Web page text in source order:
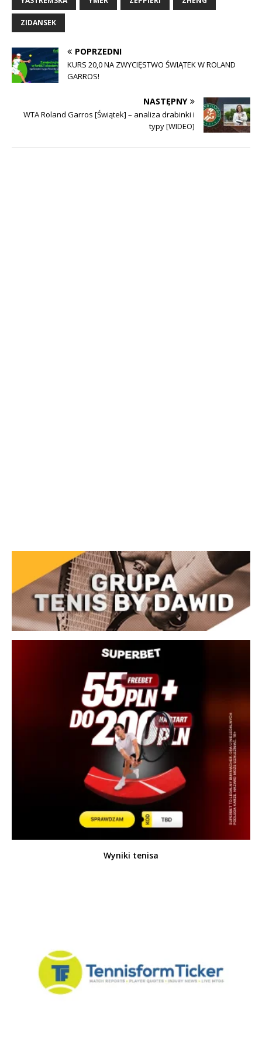
ZIDANSEK
POPRZEDNI
KURS 20,0 NA ZWYCIĘSTWO ŚWIĄTEK W ROLAND
GARROS!
NASTĘPNY
WTA Roland Garros [Świątek] – analiza drabinki i
typy [WIDEO]
Wyniki tenisa